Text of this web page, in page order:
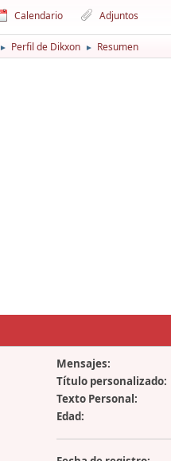
Calendario Adjuntos
► Perfil de Dikxon ► Resumen
Mensajes:
Título personalizado:
Texto Personal:
Edad: